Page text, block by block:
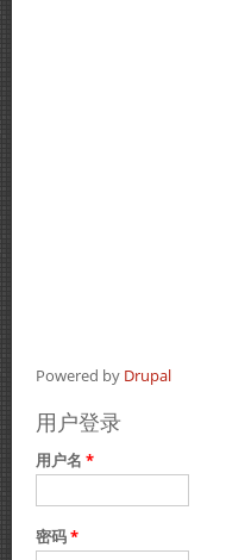
Powered by Drupal
用户登录
用户名 *
密码*